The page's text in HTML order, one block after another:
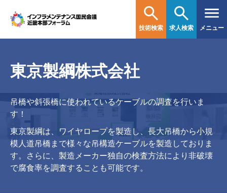
技術検索 求人検索 メニュー
東京製綱株式会社
吊橋や斜張橋に使われているケーブルの調査を行いま
す！
東京製綱は、ワイヤロープを製造し、長大吊橋から小規
模人道吊橋まで様々な吊構造ケーブルを製造しておりま
す。さらに、製造メーカー独自の検査方法により非破壊
で腐食率を調査することも可能です。